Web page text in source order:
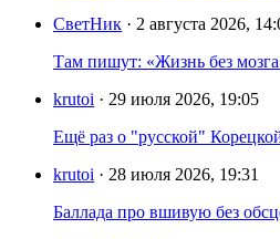
СветНик · 2 августа 2026,
Там пишут: «Жизнь без
krutoi · 29 июля 2026, 19:05
Ещё раз о "русской"
krutoi · 28 июля 2026, 19:31
Баллада про вшивую без